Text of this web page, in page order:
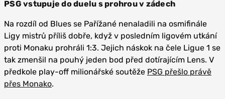
PSG vstupuje do duelu s prohrou v zádech
Na rozdíl od Blues se Pařížané nenaladili na osmifinále
Ligy mistrů příliš dobře, když v posledním ligovém utkání
proti Monaku prohráli 1:3. Jejich náskok na čele Ligue 1 se
tak zmenšil na pouhý jeden bod před dotírajícím Lens. V
předkole play-off milionářské soutěže PSG přešlo právě
přes Monako.